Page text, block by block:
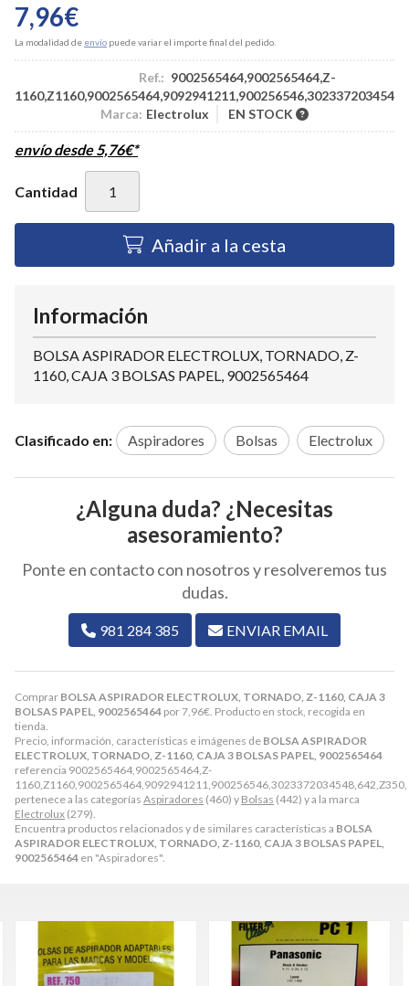
7,96€
La modalidad de envío puede variar el importe final del pedido.
Ref.: 9002565464,9002565464,Z-
Marca: Electrolux EN STOCK
envío desde5,76€*
Cantidad
Añadir a la cesta
Comprar BOLSA ASPIRADOR ELECTROLUX, TORNADO, Z-1160, CAJA 3
BOLSAS PAPEL, 9002565464 por7,96€. Producto en stock, recogida en
tienda.
Precio, información, características e imágenes de BOLSA ASPIRADOR
ELECTROLUX, TORNADO, Z-1160, CAJA 3 BOLSAS PAPEL, 9002565464
referencia 9002565464,9002565464,Z-
1160,Z1160,9002565464,9092941211,900256546,3023372034548,642,Z350,
pertenece a las categorías Aspiradores (460) y Bolsas (442) y a la marca
Electrolux (279).
Encuentra productos relacionados y de similares características a BOLSA
ASPIRADOR ELECTROLUX, TORNADO, Z-1160, CAJA 3 BOLSAS PAPEL,
9002565464 en "Aspiradores".
Información
BOLSA ASPIRADOR ELECTROLUX, TORNADO, Z-
1160, CAJA 3 BOLSAS PAPEL, 9002565464
Clasificado en: Aspiradores Bolsas Electrolux
¿Alguna duda? ¿Necesitas
asesoramiento?
Ponte en contacto con nosotros y resolveremos tus
dudas.
981 284 385 ENVIAR EMAIL